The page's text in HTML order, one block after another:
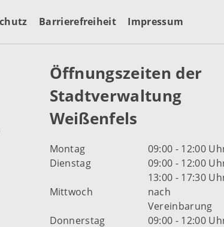
Barrierefreiheit Impressum
Öffnungszeiten der
Stadtverwaltung
Weißenfels
Montag
09:00 - 12:00
Dienstag
09:00 - 12:00
13:00 - 17:30
Mittwoch
nach
Vereinbarung
Donnerstag
09:00 - 12:00